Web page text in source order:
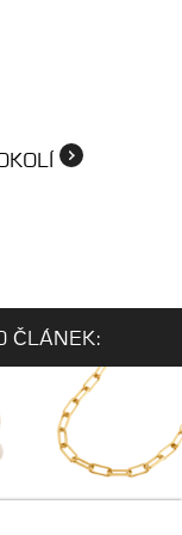
ČLÁNEK: